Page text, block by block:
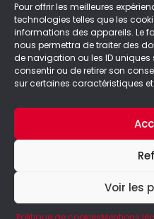
Pour offrir les meilleures
technologies telles que les
informations des appareils. Le
nous permettra de traiter des
de navigation ou les ID uniques
consentir ou de retirer son
sur certaines caractéristiques
Voir les
© Le Geek Paresseux –